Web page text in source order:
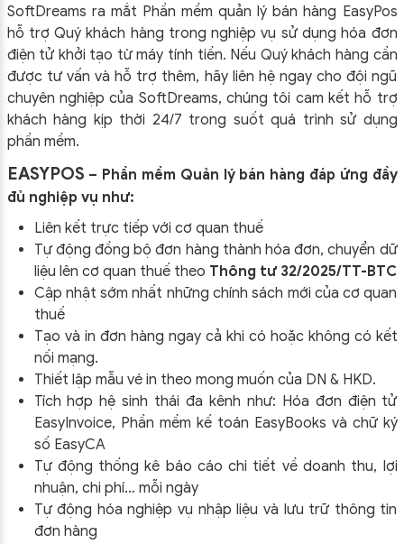
SoftDreams ra mắt Phần mềm quản lý bán hàng EasyPos
hỗ trợ Quý khách hàng trong nghiệp vụ sử dụnghóa đơn
điện tử khởi tạo từ máy tính tiền. Nếu Quý khách hàng cần
được tư vấn và hỗ trợ thêm, hãy liên hệ ngay cho đội ngũ
chuyên nghiệp của SoftDreams, chúng tôi cam kết hỗ trợ
khách hàng kịp thời 24/7 trong suốt quá trình sử dụng
phần mềm.
EASYPOS – Phần mềm Quản lý bán hàng đáp ứng đầy
đủ nghiệp vụ như:
Liên kết trực tiếp với cơ quan thuế
Tự động đồng bộ đơn hàng thành hóa đơn, chuyển dữ
liệu lên cơ quan thuế theo Thông tư 32/2025/TT-BTC
Cập nhật sớm nhất những chính sách mới của cơ quan
thuế
Tạo và in đơn hàng ngay cả khi có hoặc không có kết
nối mạng.
Thiết lập mẫu vé in theo mong muốn của DN & HKD.
Tích hợp hệ sinh thái đa kênh như: Hóa đơn điện tử
EasyInvoice, Phần mềm kế toán EasyBooks và chữ ký
số EasyCA
Tự động thống kê báo cáo chi tiết về doanh thu, lợi
nhuận, chi phí… mỗi ngày
Tự động hóa nghiệp vụ nhập liệu và lưu trữ thông tin
đơn hàng